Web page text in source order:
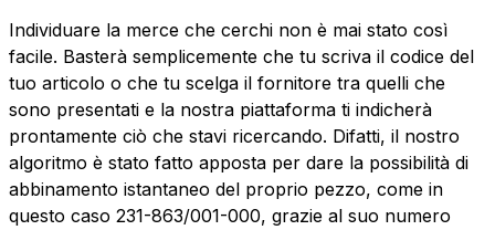
Individuare la merce che cerchi non è mai stato così
facile. Basterà semplicemente che tu scriva il codice del
tuo articolo o che tu scelga il fornitore tra quelli che
sono presentati e la nostra piattaforma ti indicherà
prontamente ciò che stavi ricercando. Difatti, il nostro
algoritmo è stato fatto apposta per dare la possibilità di
abbinamento istantaneo del proprio pezzo, come in
questo caso 231-863/001-000, grazie al suo numero